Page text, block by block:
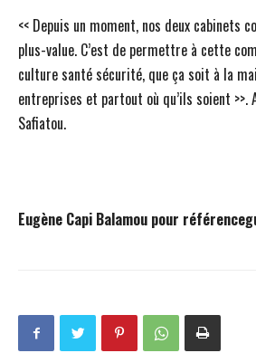
<< Depuis un moment, nos deux cabinets
plus-value. C’est de permettre à cette
culture santé sécurité, que ça soit à la
entreprises et partout où qu’ils soient
Safiatou.
Eugène Capi Balamou pour